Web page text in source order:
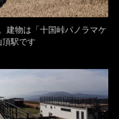
建物は「十国峠パノラマケ
頂駅です